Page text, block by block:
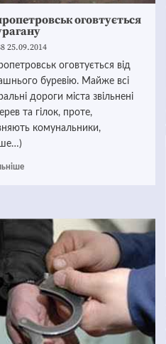
оговтується
25.09.2014
оговтується від
буревію. Майже всі
дороги міста звільнені
та гілок, проте,
комунальники,